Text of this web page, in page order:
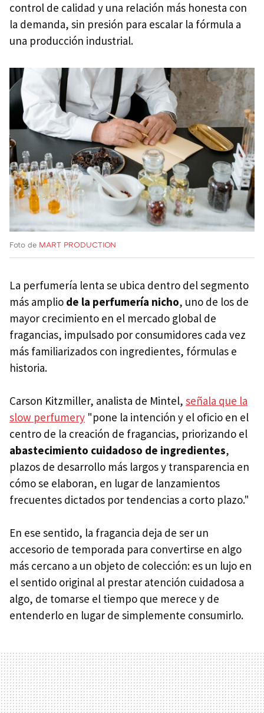
control de calidad y una relación más honesta con
la demanda, sin presión para escalar la fórmula a
una producción industrial.
Foto de MART PRODUCTION
La perfumería lenta se ubica dentro del segmento
más amplio de la perfumería nicho, uno de los de
mayor crecimiento en el mercado global de
fragancias, impulsado por consumidores cada vez
más familiarizados con ingredientes, fórmulas e
historia.
Carson Kitzmiller, analista de Mintel, señala que la
slow perfumery "pone la intención y el oficio en el
centro de la creación de fragancias, priorizando el
abastecimiento cuidadoso de ingredientes,
plazos de desarrollo más largos y transparencia en
cómo se elaboran, en lugar de lanzamientos
frecuentes dictados por tendencias a corto plazo."
En ese sentido, la fragancia deja de ser un
accesorio de temporada para convertirse en algo
más cercano a un objeto de colección: es un lujo en
el sentido original al prestar atención cuidadosa a
algo, de tomarse el tiempo que merece y de
entenderlo en lugar de simplemente consumirlo.